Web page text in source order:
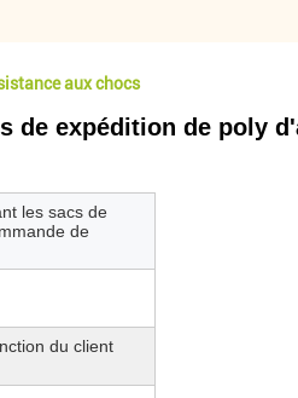
aux chocs
de expédition de poly
les sacs de
de
du client